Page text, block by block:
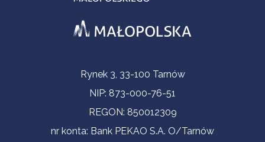
Informacje kontaktoweRynek 3, 33-100 Tarnów
NIP: 873-000-76-51
REGON: 850012309
nr konta: Bank PEKAO S.A. O/Tarnów